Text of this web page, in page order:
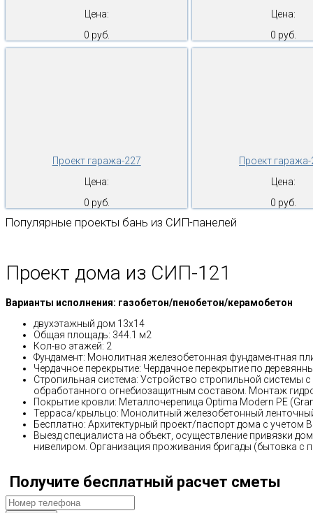
Цена:
0 руб.
Цена:
0 руб.
Проект гаража-227
Цена:
0 руб.
Проект
Цена:
0 руб.
Популярные проекты бань из СИП-панелей
Проект дома из СИП-121
Варианты исполнения: газобетон/пенобетон/керамобетон
двухэтажный дом 13х14
Общая площадь: 344.1 м2
Кол-во этажей: 2
Фундамент: Монолитная железобетонная фундаментная
Чердачное перекрытие: Чердачное перекрытие по
Стропильная система: Устройство стропильной системы
обработанного огнебиозащитным составом. Монтаж
Покрытие кровли: Металлочерепица Optima Modern PE
Терраса/крыльцо: Монолитный железобетонный
Бесплатно: Архитектурный проект/паспорт дома с учетом
Выезд специалиста на объект, осуществление привязки
нивелиром. Организация проживания бригады (бытовка с
Получите бесплатный расчет сметы